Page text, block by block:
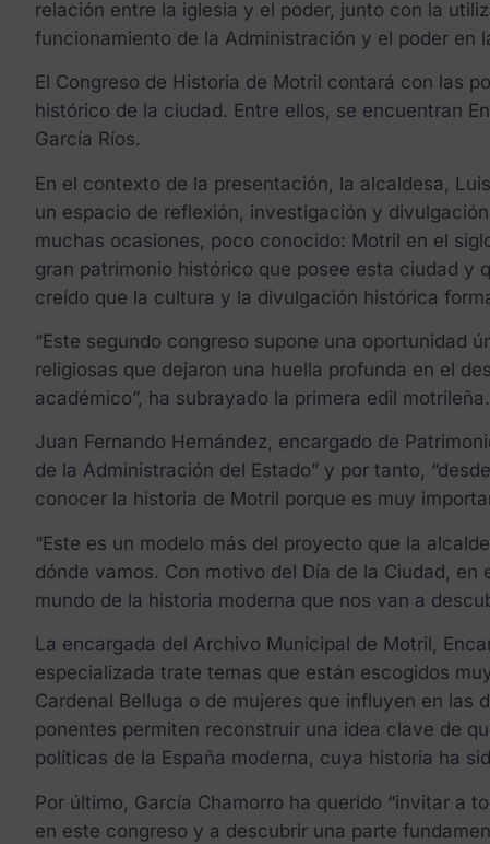
relación entre la iglesia y el poder, junto con la
funcionamiento de la Administración y el poder en
El Congreso de Historia de Motril contará con las
histórico de la ciudad. Entre ellos, se encuentran
García Ríos.
En el contexto de la presentación, la alcaldesa,
un espacio de reflexión, investigación y
muchas ocasiones, poco conocido: Motril en el
gran patrimonio histórico que posee esta ciudad y
creído que la cultura y la divulgación histórica
“Este segundo congreso supone una oportunidad
religiosas que dejaron una huella profunda en el
académico”, ha subrayado la primera edil motrileña.
Juan Fernando Hernández, encargado de
de la Administración del Estado” y por tanto,
conocer la historia de Motril porque es muy
“Este es un modelo más del proyecto que la
dónde vamos. Con motivo del Día de la Ciudad,
mundo de la historia moderna que nos van a
La encargada del Archivo Municipal de Motril,
especializada trate temas que están escogidos
Cardenal Belluga o de mujeres que influyen en las
ponentes permiten reconstruir una idea clave de
políticas de la España moderna, cuya historia ha
Por último, García Chamorro ha querido “invitar a
en este congreso y a descubrir una parte